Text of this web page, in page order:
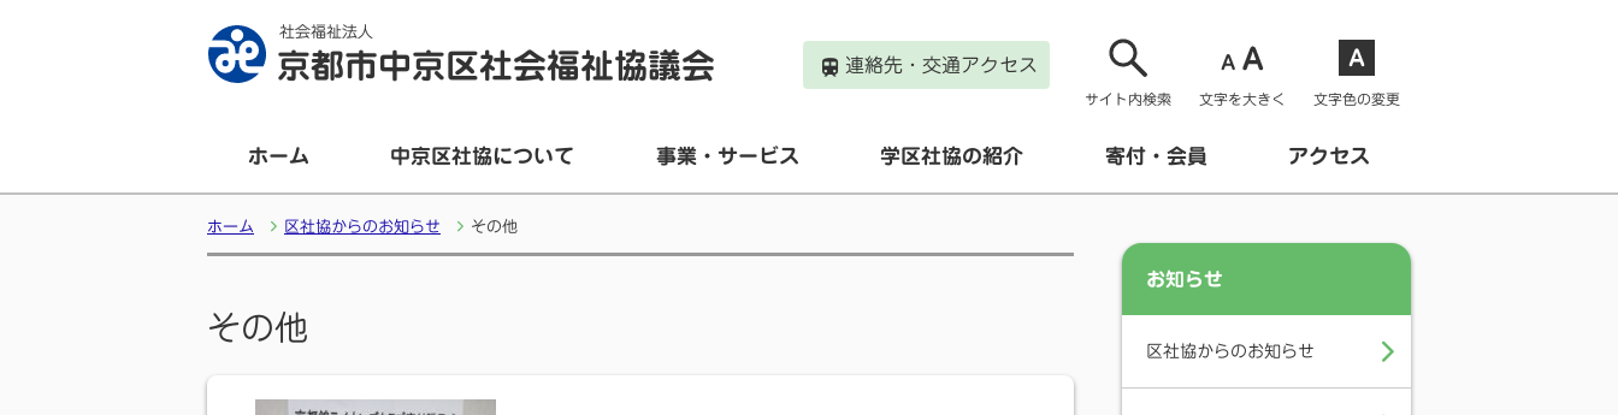
社会福祉法人
京都市中京区社会福祉協議会 連絡先・交通アクセス
サイト内検索 文字を大きく 文字色の変更
ホーム 中京区社協について 事業・サービス 学区社協の紹介 寄付・会員 アクセス
ホーム 区社協からのお知らせ その他
その他
お知らせ
区社協からのお知らせ